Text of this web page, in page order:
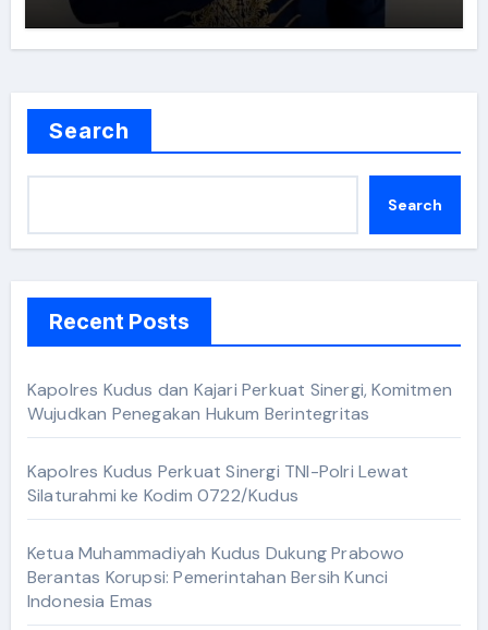
Search
Search
Recent Posts
Kapolres Kudus dan Kajari Perkuat Sinergi, Komitmen
Wujudkan Penegakan Hukum Berintegritas
Kapolres Kudus Perkuat Sinergi TNI-Polri Lewat
Silaturahmi ke Kodim 0722/Kudus
Ketua Muhammadiyah Kudus Dukung Prabowo
Berantas Korupsi: Pemerintahan Bersih Kunci
Indonesia Emas